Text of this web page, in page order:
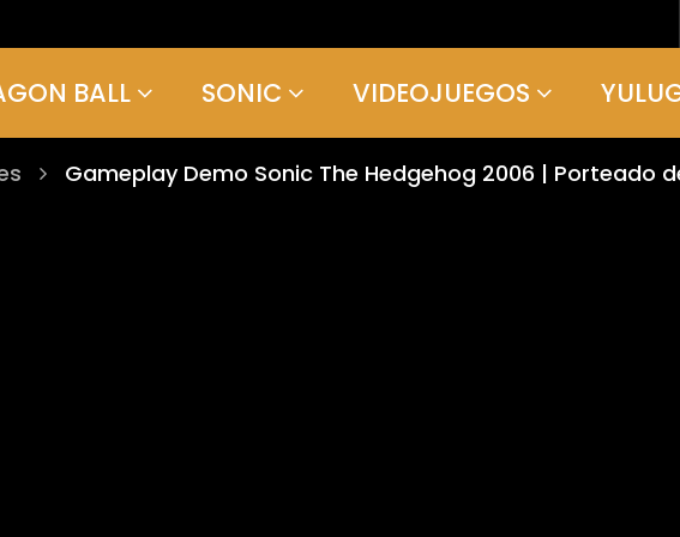
BALL SONIC VIDEOJUEGOS
Gameplay Demo Sonic The Hedgehog 2006 | Porteado